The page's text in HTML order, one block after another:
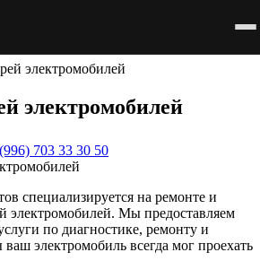
электромобилей
электромобилей
703 33 30 50
специализируется на ремонте и
электромобилей. Мы предоставляем
по диагностике, ремонту и
ваш электромобиль всегда мог проехать